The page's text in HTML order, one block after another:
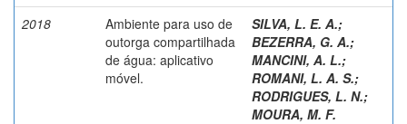
2018
Ambiente para uso de
outorga compartilhada
de água: aplicativo
móvel.
SILVA, L. E. A.;
BEZERRA, G. A.;
MANCINI, A. L.;
ROMANI, L. A. S.;
RODRIGUES, L. N.;
MOURA, M. F.